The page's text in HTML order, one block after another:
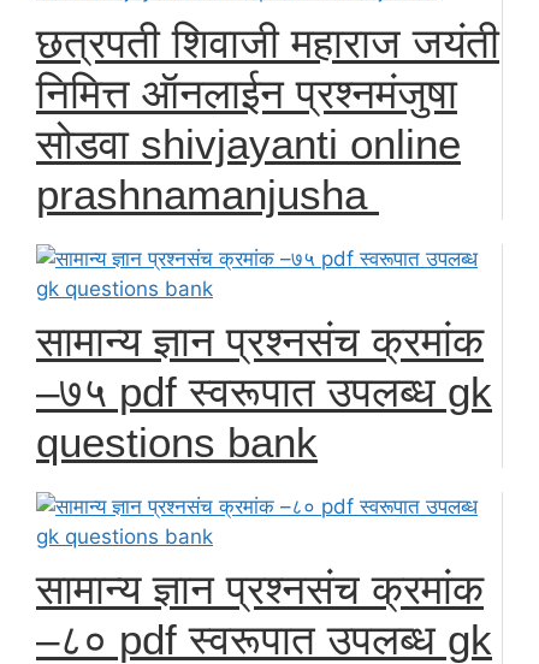
छत्रपती शिवाजी महाराज जयंती
निमित्त ऑनलाईन प्रश्नमंजुषा
सोडवा shivjayanti online
prashnamanjusha
सामान्य ज्ञान प्रश्नसंच क्रमांक
–७५ pdf स्वरूपात उपलब्ध gk
questions bank
सामान्य ज्ञान प्रश्नसंच क्रमांक
–८० pdf स्वरूपात उपलब्ध gk